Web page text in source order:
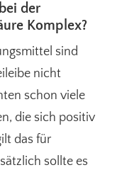
der
Komplex?
sind
nicht
schon viele
die sich positiv
das für
sollte es